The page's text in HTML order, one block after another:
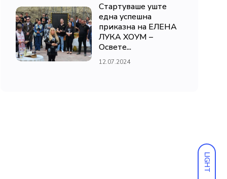
LIGHT
Стартуваше уште
една успешна
приказна на ЕЛЕНА
ЛУКА ХОУМ –
Освете...
12.07.2024